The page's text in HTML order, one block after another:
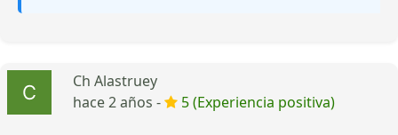
Ch Alastruey
hace 2 años -
5 (Experiencia positiva)